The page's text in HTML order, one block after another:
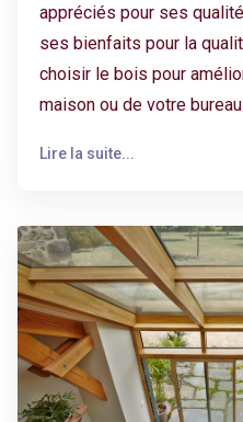
appréciés pour ses
ses bienfaits pour la
choisir le bois pour
maison ou de votre
Lire la suite...